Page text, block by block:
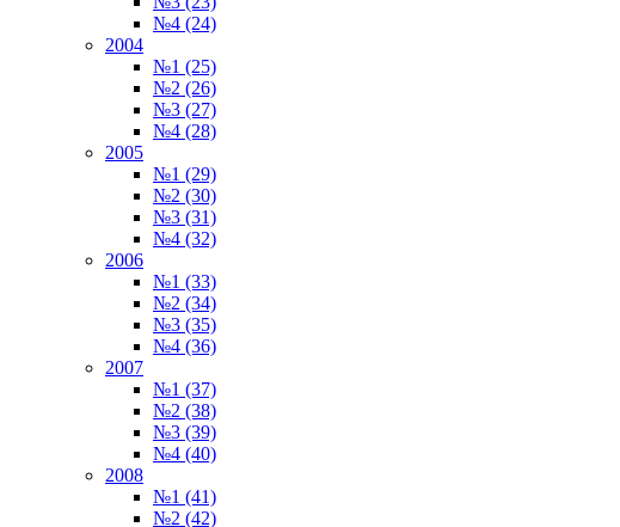
№4 (24)
2004
№1 (25)
№2 (26)
№3 (27)
№4 (28)
2005
№1 (29)
№2 (30)
№3 (31)
№4 (32)
2006
№1 (33)
№2 (34)
№3 (35)
№4 (36)
2007
№1 (37)
№2 (38)
№3 (39)
№4 (40)
2008
№1 (41)
№2 (42)